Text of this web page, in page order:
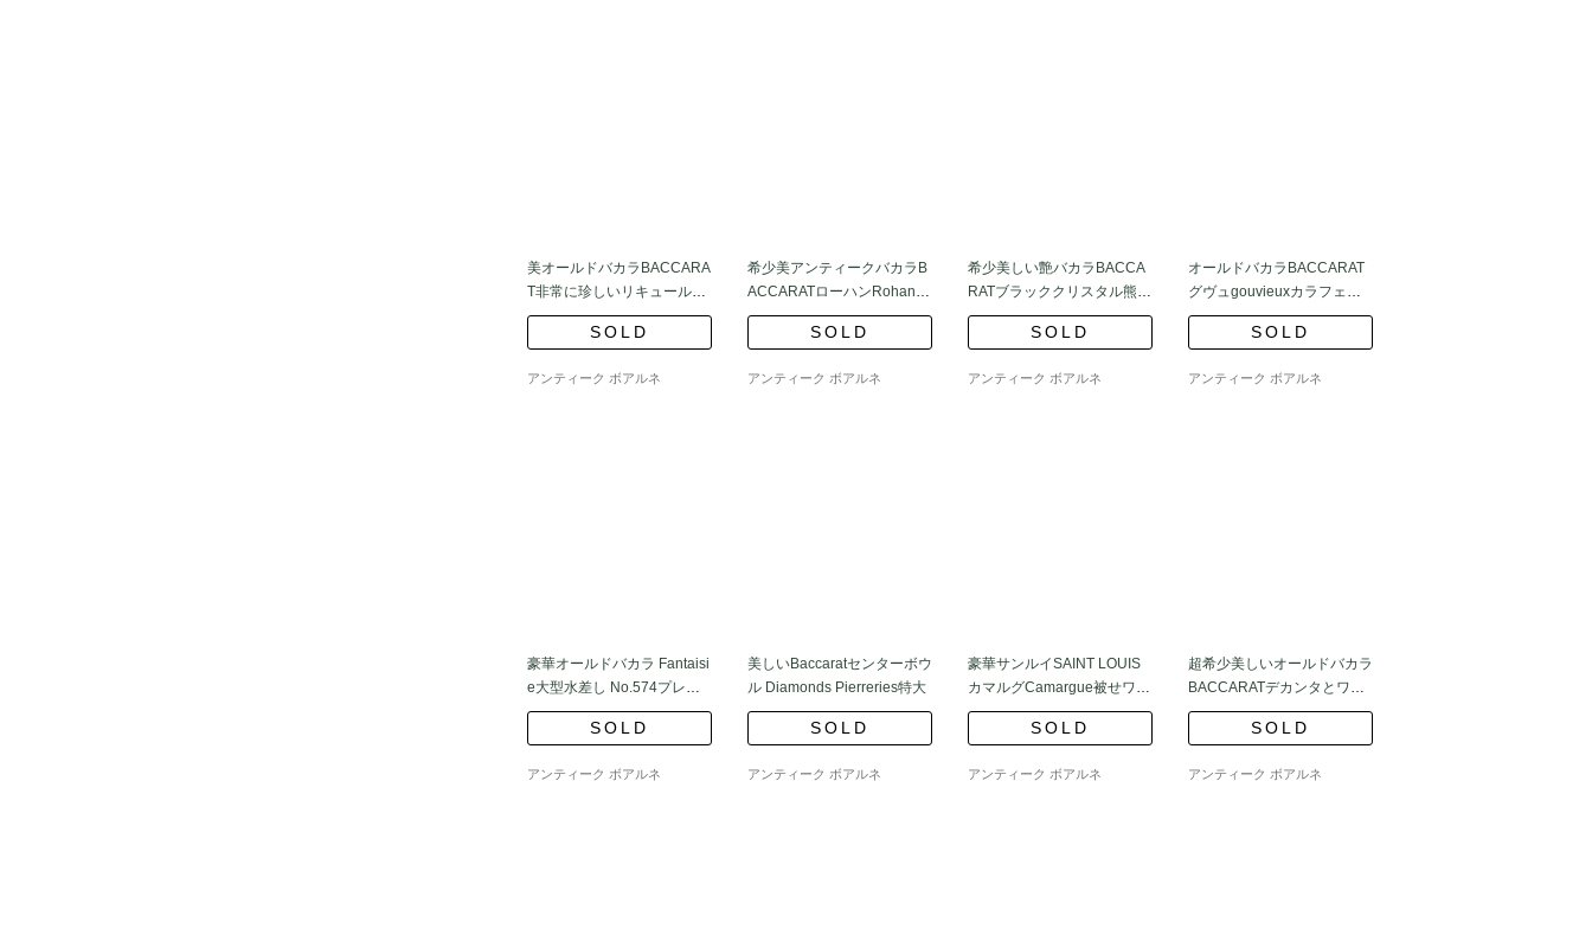
美オールドバカラBACCARA
T非常に珍しいリキュールサ
ービスセット
SOLD
アンティーク ボアルネ
希少美アンティークバカラB
ACCARATローハンRohanカ
ラフェとグラス7個
SOLD
アンティーク ボアルネ
希少美しい艶バカラBACCA
RATブラッククリスタル熊ジ
ョルジュ シュヴァリエ作
SOLD
アンティーク ボアルネ
オールドバカラBACCARAT
グヴュgouvieuxカラフェと
ショットグラス6個
SOLD
アンティーク ボアルネ
豪華オールドバカラ Fantaisi
e大型水差し No.574プレー
ンボトム
SOLD
アンティーク ボアルネ
美しいBaccaratセンターボウ
ル Diamonds Pierreries特大
SOLD
アンティーク ボアルネ
豪華サンルイSAINT LOUIS
カマルグCamargue被せワイ
ングラス6客
SOLD
アンティーク ボアルネ
超希少美しいオールドバカラ
BACCARATデカンタとワイ
ングラス5個Bilbao
SOLD
アンティーク ボアルネ